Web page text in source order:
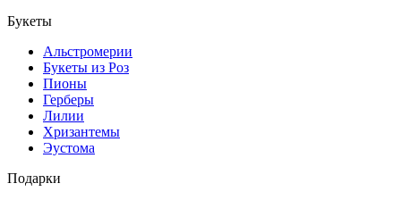
Букеты
Альстромерии
Букеты из Роз
Пионы
Герберы
Лилии
Хризантемы
Эустома
Подарки